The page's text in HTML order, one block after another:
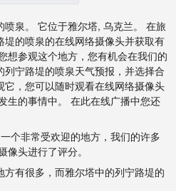
泉。 它位于雅尔塔, 乌克兰。 在旅
的喷泉的在线网络摄像头并获取有
想参观这个地方，您有机会在我们的
宁路堤的喷泉天气预报，并选择合
，您可以随时观看在线网络摄像头
生的事情中。 在此在线广播中您还
个非常受欢迎的地方，我们的许多
头进行了评分。
有很多，而雅尔塔中的列宁路堤的